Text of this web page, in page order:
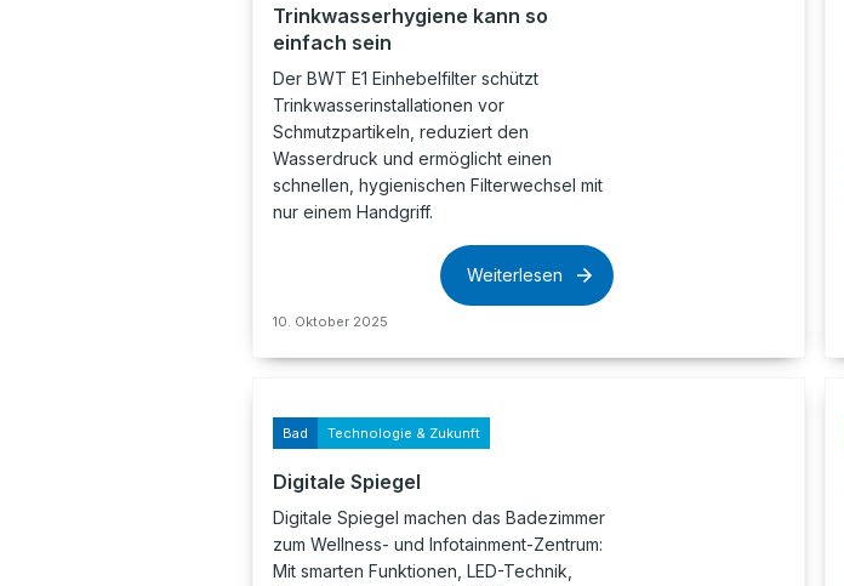
Trinkwasserhygiene kann so
einfach sein
Der BWT E1 Einhebelfilter schützt
Trinkwasserinstallationen vor
Schmutzpartikeln, reduziert den
Wasserdruck und ermöglicht einen
schnellen, hygienischen Filterwechsel mit
nur einem Handgriff.
10. Oktober 2025
Weiterlesen
Bad Technologie & Zukunft
Digitale Spiegel
Digitale Spiegel machen das Badezimmer
zum Wellness- und Infotainment-Zentrum:
Mit smarten Funktionen, LED-Technik,